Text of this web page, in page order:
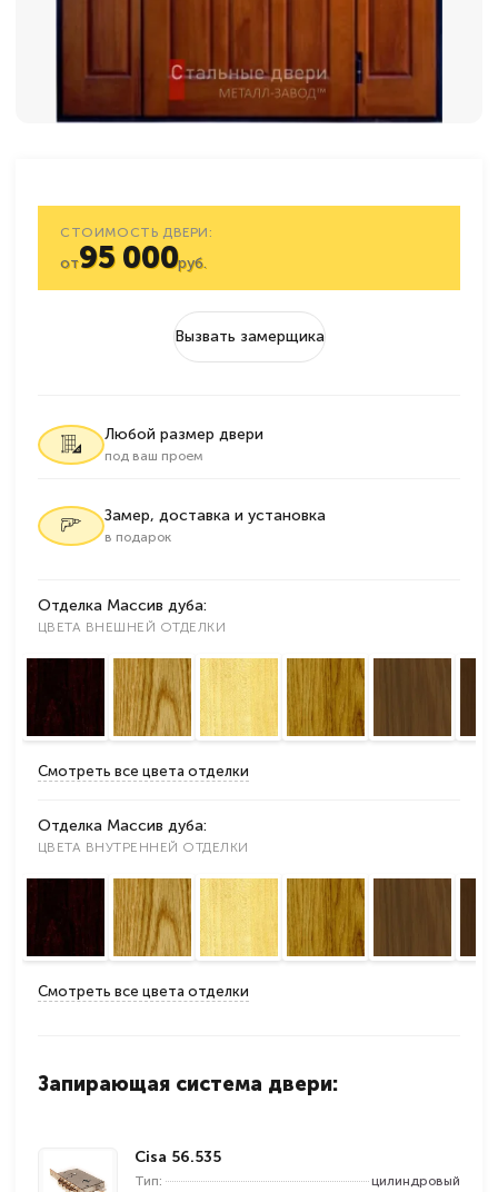
СТОИМОСТЬ ДВЕРИ:
от95 000руб.
Вызвать замерщика
Любой размер двери
под ваш проем
Замер, доставка и установка
в подарок
Отделка Массив дуба:
ЦВЕТА ВНЕШНЕЙ ОТДЕЛКИ
Смотреть все цвета отделки
Отделка Массив дуба:
ЦВЕТА ВНУТРЕННЕЙ ОТДЕЛКИ
Смотреть все цвета отделки
Запирающая система двери:
Cisa 56.535
Тип:
цилиндровый